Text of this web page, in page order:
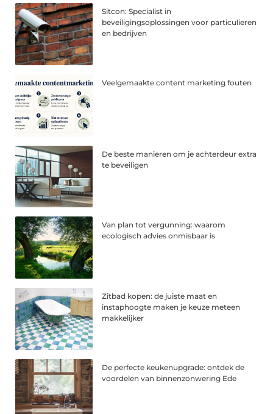
Sitcon: Specialist in
beveiligingsoplossingen voor particulieren
en bedrijven
Veelgemaakte content marketing fouten
De beste manieren om je achterdeur extra
te beveiligen
Van plan tot vergunning: waarom
ecologisch advies onmisbaar is
Zitbad kopen: de juiste maat en
instaphoogte maken je keuze meteen
makkelijker
De perfecte keukenupgrade: ontdek de
voordelen van binnenzonwering Ede